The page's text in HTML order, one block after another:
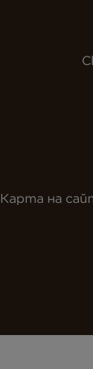
Карта на